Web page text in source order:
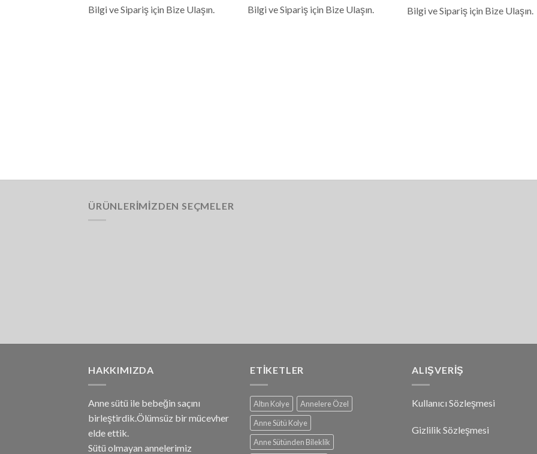
Listeme
Ekle
Bilgi ve Sipariş için Bize Ulaşın.
Listeme
Ekle
Bilgi ve Sipariş için Bize Ulaşın.
Ekle
Bilgi ve Sipariş için Bize Ulaşın.
ÜRÜNLERİMİZDEN SEÇMELER
HAKKIMIZDA
Anne sütü ile bebeğin saçını
birleştirdik.Ölümsüz bir mücevher
elde ettik.
Sütü olmayan annelerimiz
ETIKETLER
Altın Kolye
Annelere Özel
Anne Sütü Kolye
Anne Sütünden Bileklik
ALIŞVERİŞ
Kullanıcı Sözleşmesi
Gizlilik Sözleşmesi